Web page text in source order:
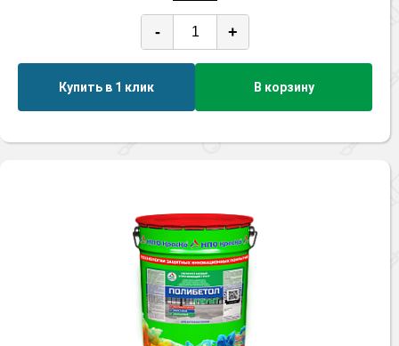
- +
Купить в 1 клик В корзину